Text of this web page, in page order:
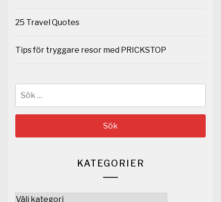
25 Travel Quotes
Tips för tryggare resor med PRICKSTOP
KATEGORIER
Kategorier